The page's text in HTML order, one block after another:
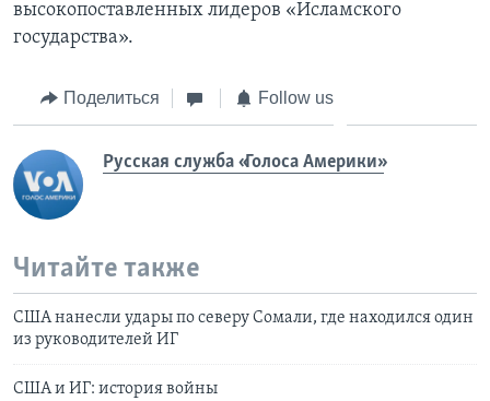
высокопоставленных лидеров «Исламского
государства».
Поделиться Follow us
Русская служба «Голоса Америки»
Читайте также
США нанесли удары по северу Сомали, где находился один
из руководителей ИГ
США и ИГ: история войны